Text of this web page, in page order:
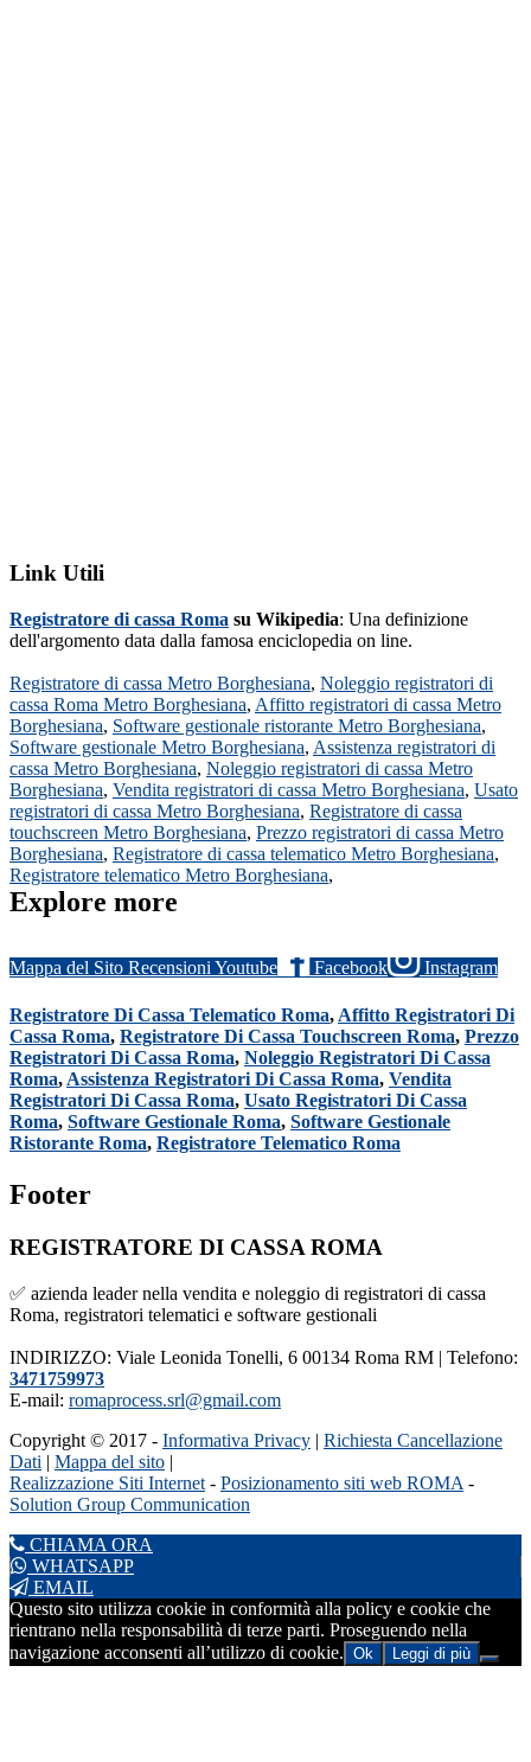
Link Utili
Registratore di cassa Roma su Wikipedia: Una definizione
dell'argomento data dalla famosa enciclopedia on line.
Registratore di cassa Metro Borghesiana, Noleggio registratori di
cassa Roma Metro Borghesiana, Affitto registratori di cassa Metro
Borghesiana, Software gestionale ristorante Metro Borghesiana,
Software gestionale Metro Borghesiana, Assistenza registratori di
cassa Metro Borghesiana, Noleggio registratori di cassa Metro
Borghesiana, Vendita registratori di cassa Metro Borghesiana, Usato
registratori di cassa Metro Borghesiana, Registratore di cassa
touchscreen Metro Borghesiana, Prezzo registratori di cassa Metro
Borghesiana, Registratore di cassa telematico Metro Borghesiana,
Registratore telematico Metro Borghesiana,
Explore more
Mappa del Sito Recensioni Youtube Facebook Instagram
Registratore Di Cassa Telematico Roma, Affitto Registratori Di
Cassa Roma, Registratore Di Cassa Touchscreen Roma, Prezzo
Registratori Di Cassa Roma, Noleggio Registratori Di Cassa
Roma, Assistenza Registratori Di Cassa Roma, Vendita
Registratori Di Cassa Roma, Usato Registratori Di Cassa
Roma, Software Gestionale Roma, Software Gestionale
Ristorante Roma, Registratore Telematico Roma
Footer
REGISTRATORE DI CASSA ROMA
✅ azienda leader nella vendita e noleggio di registratori di cassa
Roma, registratori telematici e software gestionali
INDIRIZZO: Viale Leonida Tonelli, 6 00134 Roma RM | Telefono:
3471759973
E-mail: romaprocess.srl@gmail.com
Copyright © 2017 - Informativa Privacy | Richiesta Cancellazione
Dati | Mappa del sito |
Realizzazione Siti Internet - Posizionamento siti web ROMA -
Solution Group Communication
CHIAMA ORA
WHATSAPP
EMAIL
Questo sito utilizza cookie in conformità alla policy e cookie che
rientrano nella responsabilità di terze parti. Proseguendo nella
navigazione acconsenti all’utilizzo di cookie. Ok Leggi di più